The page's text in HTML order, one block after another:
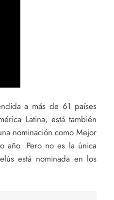
a más de 61 países
Latina, está también
nominación como Mejor
año. Pero no es la única
está nominada en los